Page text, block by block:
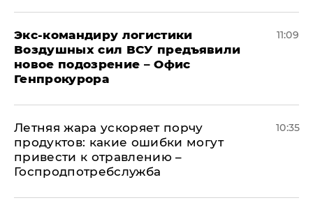
Экс-командиру логистики
Воздушных сил ВСУ предъявили
новое подозрение – Офис
Генпрокурора
11:09
Летняя жара ускоряет порчу
продуктов: какие ошибки могут
привести к отравлению –
Госпродпотребслужба
10:35